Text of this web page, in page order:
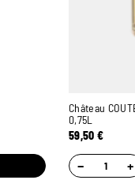
Château
0,75L
59,50€
− +